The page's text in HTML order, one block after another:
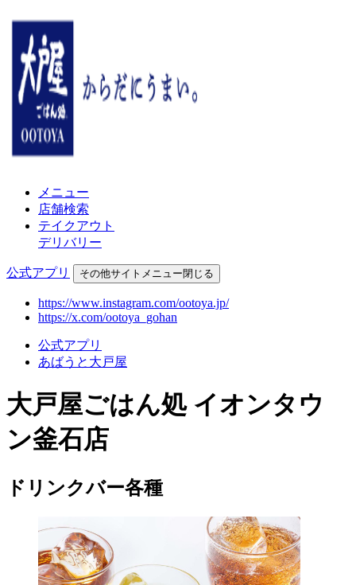
メニュー
店舗検索
テイクアウト
デリバリー
公式アプリ その他サイトメニュー閉じる
https://www.instagram.com/ootoya.jp/
https://x.com/ootoya_gohan
公式アプリ
あばうと大戸屋
大戸屋ごはん処 イオンタウ
ン釜石店
ドリンクバー各種